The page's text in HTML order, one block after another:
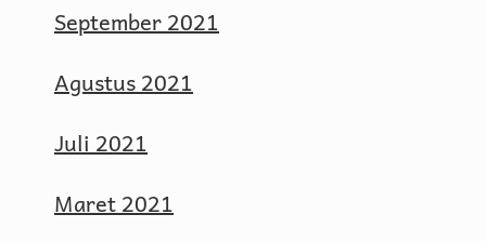
September 2021
Agustus 2021
Juli 2021
Maret 2021